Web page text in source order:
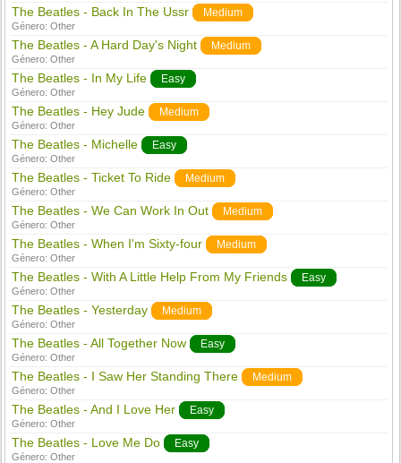
The Beatles - Back In The Ussr Medium
Género:Other
The Beatles - A Hard Day's Night Medium
Género:Other
The Beatles - In My Life Easy
Género:Other
The Beatles - Hey Jude Medium
Género:Other
The Beatles - Michelle Easy
Género:Other
The Beatles - Ticket To Ride Medium
Género:Other
The Beatles - We Can Work In Out Medium
Género:Other
The Beatles - When I'm Sixty-four Medium
Género:Other
The Beatles - With A Little Help From My Friends Easy
Género:Other
The Beatles - Yesterday Medium
Género:Other
The Beatles - All Together Now Easy
Género:Other
The Beatles - I Saw Her Standing There Medium
Género:Other
The Beatles - And I Love Her Easy
Género:Other
The Beatles - Love Me Do Easy
Género:Other